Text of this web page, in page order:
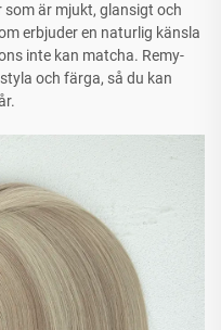
är mjukt, glansigt och
erbjuder en naturlig känsla
inte kan matcha. Remy-
och färga, så du kan